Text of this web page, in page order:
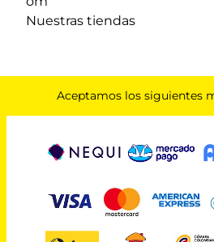
Nuestras tiendas
Aceptamos los siguientes